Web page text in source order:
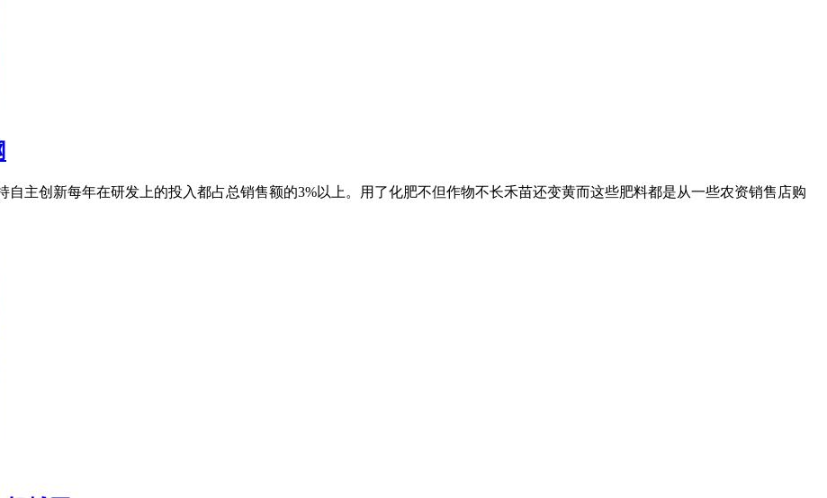
主创新每年在研发上的投入都占总销售额的3%以上。用了化肥不但作物不长禾苗还变黄而这些肥料都是从一些农资销售店购